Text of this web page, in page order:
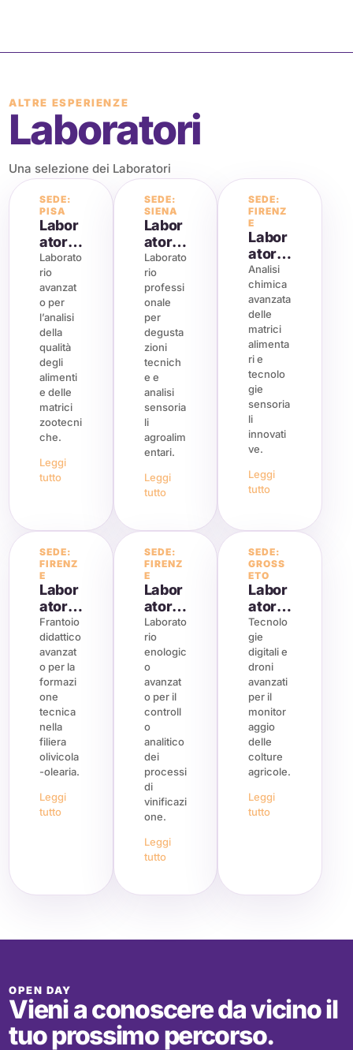
ALTRE ESPERIENZE
Laboratori
Una selezione dei Laboratori
SEDE:
PISA
Labor
atorio
analis
i degli
alime
nti
Laborato
rio
avanzat
o per
l’analisi
della
qualità
degli
alimenti
e delle
matrici
zootecni
che.
Leggi
tutto
SEDE:
SIENA
Labor
atorio
senso
riale
Laborato
rio
professi
onale
per
degusta
zioni
tecnich
e e
analisi
sensoria
li
agroalim
entari.
Leggi
tutto
SEDE:
FIRENZ
E
Labor
atorio
analis
i di
prodo
tti
agroa
liment
ari
Analisi
chimica
avanzata
delle
matrici
alimenta
ri e
tecnolo
gie
sensoria
li
innovati
ve.
Leggi
tutto
SEDE:
FIRENZ
E
Labor
atorio
didatti
co di
frangi
tura
ad
alta
tecnol
ogia
Frantoio
didattico
avanzat
o per la
formazi
one
tecnica
nella
filiera
olivicola
-olearia.
Leggi
tutto
SEDE:
FIRENZ
E
Labor
atorio
analis
i per il
contr
ollo
dei
proce
ssi di
vinific
azion
e
Enola
b
Laborato
rio
enologic
o
avanzat
o per il
controll
o
analitico
dei
processi
di
vinificazi
one.
Leggi
tutto
SEDE:
GROSS
ETO
Labor
atorio
agric
oltura
di
precis
ione
Tecnolo
gie
digitali e
droni
avanzati
per il
monitor
aggio
delle
colture
agricole.
Leggi
tutto
OPEN DAY
Vieni a conoscere da vicino il
tuo prossimo percorso.